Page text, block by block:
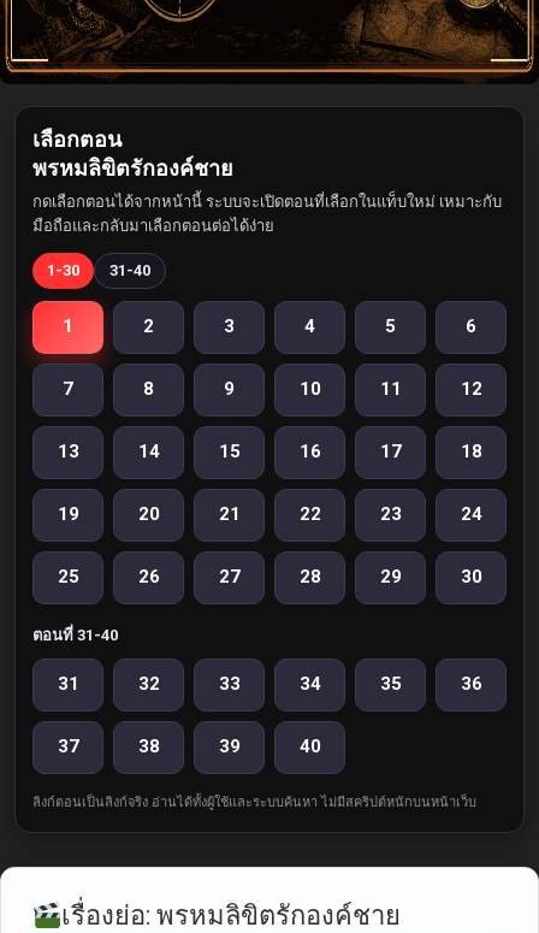
เลือกตอน
พรหมลิขิตรักองค์ชาย
กดเลือกตอนได้จากหน้านี้ ระบบจะเปิดตอนที่เลือกในแท็บใหม่ เหมาะกับ
มือถือและกลับมาเลือกตอนต่อได้ง่าย
1-30 31-40
1 2 3 4 5 6
7 8 9 10 11 12
13 14 15 16 17 18
19 20 21 22 23 24
25 26 27 28 29 30
ตอนที่ 31-40
31 32 33 34 35 36
37 38 39 40
ลิงก์ตอนเป็นลิงก์จริง อ่านได้ทั้งผู้ใช้และระบบค้นหา ไม่มีสคริปต์หนักบนหน้าเว็บ
เรื่องย่อ: พรหมลิขิตรักองค์ชาย